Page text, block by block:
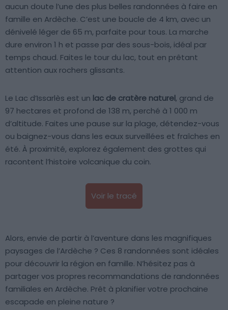
aucun doute l’une des plus belles randonnées à faire en
famille en Ardèche. C’est une boucle de 4 km, avec un
dénivelé léger de 65 m, parfaite pour tous. La marche
dure environ 1 h et passe par des sous-bois, idéal par
temps chaud. Faites le tour du lac, tout en prêtant
attention aux rochers glissants.
Le Lac d’Issarlès est un lac de cratère naturel, grand de
97 hectares et profond de 138 m, perché à 1 000 m
d’altitude. Faites une pause sur la plage, détendez-vous
ou baignez-vous dans les eaux surveillées et fraîches en
été. À proximité, explorez également des grottes qui
racontent l’histoire volcanique du coin.
Voir le tracé
Alors, envie de partir à l’aventure dans les magnifiques
paysages de l’Ardèche ? Ces 8 randonnées sont idéales
pour découvrir la région en famille. N’hésitez pas à
partager vos propres recommandations de randonnées
familiales en Ardèche. Prêt à planifier votre prochaine
escapade en pleine nature ?